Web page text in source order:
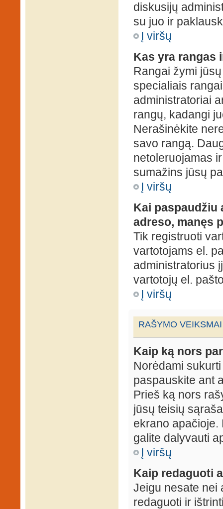
diskusijų
su juo ir
Į viršų
Kas yra rangas
Rangai žymi
specialiais
administratoriai
rangų, kadangi
Nerašinėkite
savo rangą.
netoleruojamas
sumažins jūsų
Į viršų
Kai
adreso, manęs
Tik registruoti
vartotojams el.
administratorius
vartotojų el.
Į viršų
RAŠYMO VEIKSMAI
Kaip ką nors
Norėdami
paspauskite ant
Prieš ką nors
jūsų teisių
ekrano apačioje.
galite dalyvauti
Į viršų
Kaip redaguoti
Jeigu nesate nei
redaguoti ir